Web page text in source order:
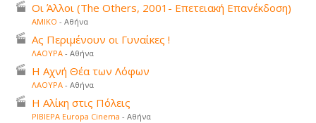
Οι Άλλοι (The Others, 2001- Επετειακή Επανέκδοση)
ΑΜΙΚΟ - Αθήνα
Ας Περιμένουν οι Γυναίκες !
ΛΑΟΥΡΑ - Αθήνα
Η Αχνή Θέα των Λόφων
ΛΑΟΥΡΑ - Αθήνα
Η Αλίκη στις Πόλεις
ΡΙΒΙΕΡΑ Europa Cinema - Αθήνα